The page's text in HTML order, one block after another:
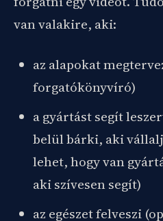
van valakire, aki:
az alapokat
forgatókönyvíró)
a gyártást segít
belül bárki, aki
lehet, hogy van
aki szívesen segít)
az egészet felveszi